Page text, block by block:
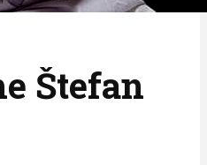
Štefan